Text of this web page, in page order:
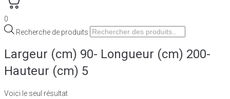
0
Recherche de produits
Largeur (cm) 90- Longueur (cm) 200-
Hauteur (cm) 5
Voici le seul résultat